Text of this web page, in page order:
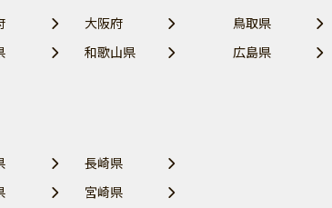
大阪府
和歌山県
鳥取県
広島県
長崎県
宮崎県